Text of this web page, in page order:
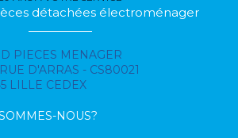
détachées électroménager
PIECES MENAGER
D'ARRAS - CS80021
LILLE CEDEX
NOUS?